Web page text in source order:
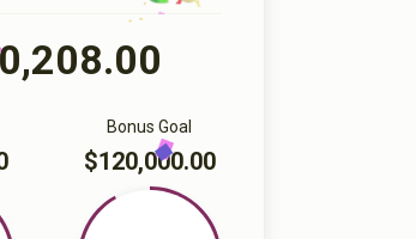
Bonus Goal
$120,000.00